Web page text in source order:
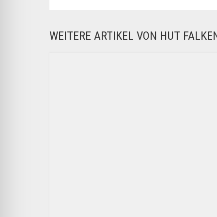
WEITERE ARTIKEL VON HUT